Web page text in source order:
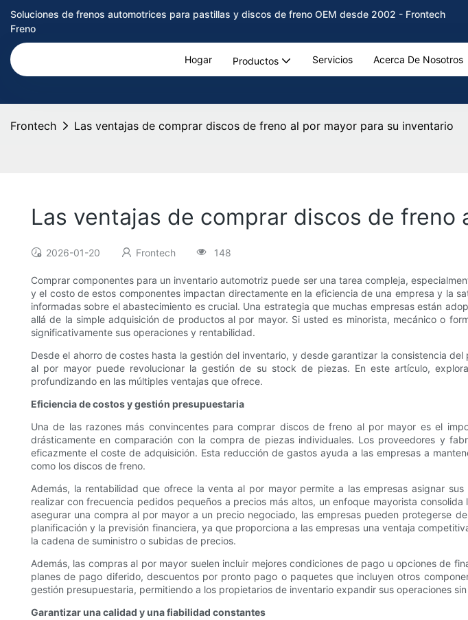
Soluciones de frenos automotrices para pastillas y discos de freno OEM desde 2002 - Frontech
Freno
Hogar Productos Servicios Acerca De Nosotros
Frontech Las ventajas de comprar discos de freno al por mayor para su inventario
Las ventajas de comprar discos de freno
2026-01-20 Frontech 148
Comprar componentes para un inventario automotriz puede ser una tarea compleja,
y el costo de estos componentes impactan directamente en la eficiencia de una empresa y la
informadas sobre el abastecimiento es crucial. Una estrategia que muchas empresas están
allá de la simple adquisición de productos al por mayor. Si usted es minorista, mecánico o
significativamente sus operaciones y rentabilidad.
Desde el ahorro de costes hasta la gestión del inventario, y desde garantizar la consistencia
al por mayor puede revolucionar la gestión de su stock de piezas. En este artículo,
profundizando en las múltiples ventajas que ofrece.
Eficiencia de costos y gestión presupuestaria
Una de las razones más convincentes para comprar discos de freno al por mayor es el
drásticamente en comparación con la compra de piezas individuales. Los proveedores y
eficazmente el coste de adquisición. Esta reducción de gastos ayuda a las empresas a
como los discos de freno.
Además, la rentabilidad que ofrece la venta al por mayor permite a las empresas asignar
realizar con frecuencia pedidos pequeños a precios más altos, un enfoque mayorista
asegurar una compra al por mayor a un precio negociado, las empresas pueden protegerse
planificación y la previsión financiera, ya que proporciona a las empresas una ventaja
la cadena de suministro o subidas de precios.
Además, las compras al por mayor suelen incluir mejores condiciones de pago u opciones de
planes de pago diferido, descuentos por pronto pago o paquetes que incluyen otros
gestión presupuestaria, permitiendo a los propietarios de inventario expandir sus operaciones
Garantizar una calidad y una fiabilidad constantes